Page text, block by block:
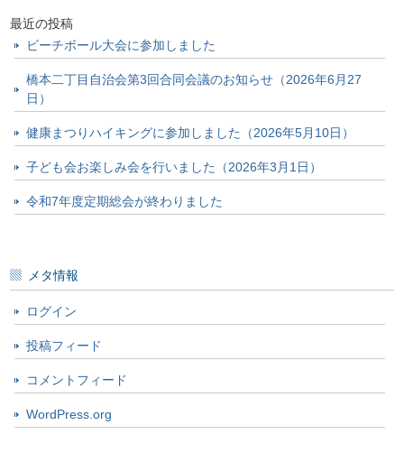
最近の投稿
ビーチボール大会に参加しました
橋本二丁目自治会第3回合同会議のお知らせ（2026年6月27
日）
健康まつりハイキングに参加しました（2026年5月10日）
子ども会お楽しみ会を行いました（2026年3月1日）
令和7年度定期総会が終わりました
メタ情報
ログイン
投稿フィード
コメントフィード
WordPress.org